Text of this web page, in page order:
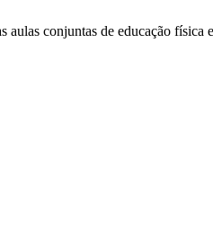
aulas conjuntas de educação física